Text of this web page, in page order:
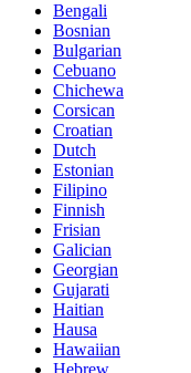
Bengali
Bosnian
Bulgarian
Cebuano
Chichewa
Corsican
Croatian
Dutch
Estonian
Filipino
Finnish
Frisian
Galician
Georgian
Gujarati
Haitian
Hausa
Hawaiian
Hebrew